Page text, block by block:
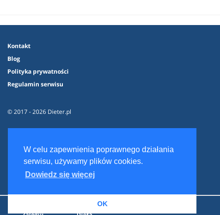
W celu zapewnienia poprawnego działania
serwisu, używamy plików cookies.
Dowiedz się więcej
OK
Kontakt
Blog
Polityka prywatności
Regulamin serwisu
© 2017 - 2026 Dieter.pl